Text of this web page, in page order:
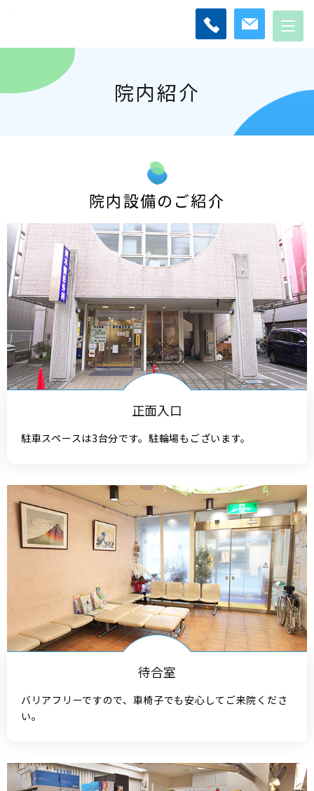
院内紹介
院内設備のご紹介
正面入口
駐車スペースは3台分です。駐輪場もございます。
待合室
バリアフリーですので、車椅子でも安心してご来院くださ
い。